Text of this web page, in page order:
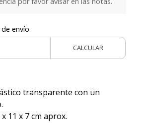
envío
CALCULAR
transparente con un
11 x 7 cm aprox.